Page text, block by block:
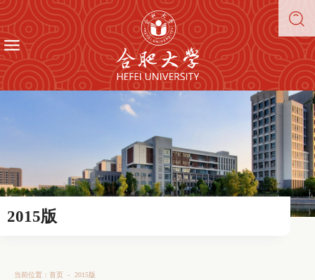
2015版
当前位置： 首页 - 2015版